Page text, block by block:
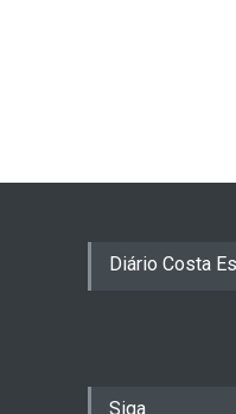
Diário Costa
Siga